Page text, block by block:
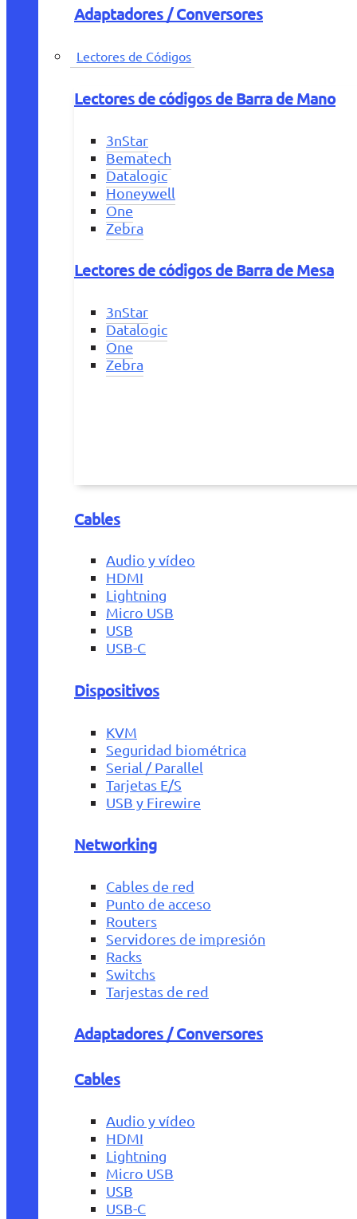
Adaptadores / Conversores
Lectores de Códigos
Lectores de códigos de Barra de Mano
3nStar
Bematech
Datalogic
Honeywell
One
Zebra
Lectores de códigos de Barra de Mesa
3nStar
Datalogic
One
Zebra
Cables
Audio y vídeo
HDMI
Lightning
Micro USB
USB
USB-C
Dispositivos
KVM
Seguridad biométrica
Serial / Parallel
Tarjetas E/S
USB y Firewire
Networking
Cables de red
Punto de acceso
Routers
Servidores de impresión
Racks
Switchs
Tarjestas de red
Adaptadores / Conversores
Cables
Audio y vídeo
HDMI
Lightning
Micro USB
USB
USB-C